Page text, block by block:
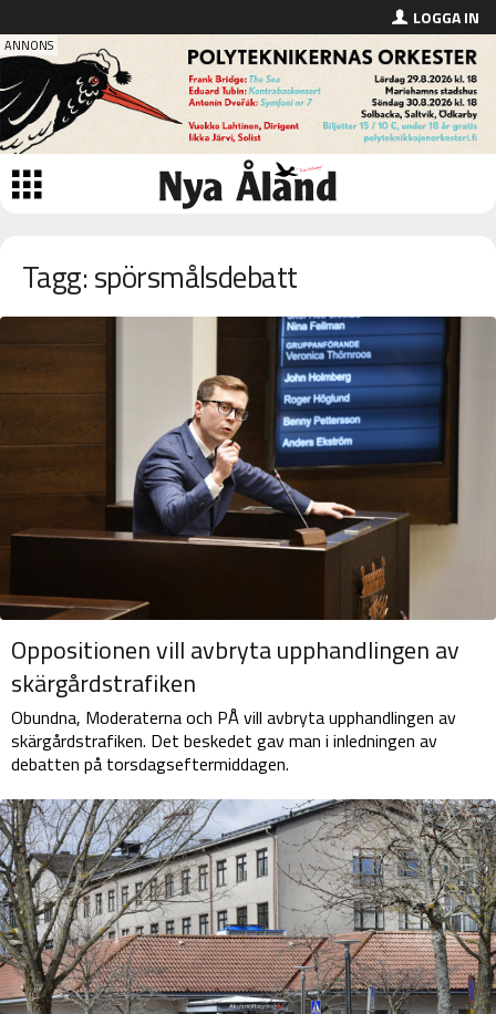
LOGGA IN
Tagg: spörsmålsdebatt
Oppositionen vill avbryta upphandlingen av
skärgårdstrafiken
Obundna, Moderaterna och PÅ vill avbryta upphandlingen av
skärgårdstrafiken. Det beskedet gav man i inledningen av
debatten på torsdagseftermiddagen.